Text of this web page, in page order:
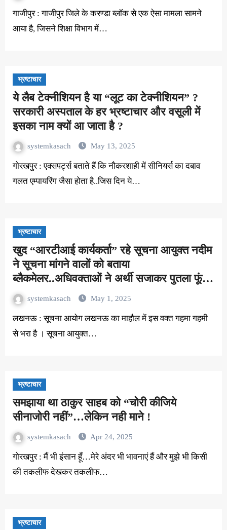
गाजीपुर : गाजीपुर जिले के करण्डा ब्लॉक से एक ऐसा मामला सामने
आया है, जिसने शिक्षा विभाग में…
भ्रष्टाचार
ये लैब टेक्नीशियन है या “लूट का टेक्नीशियन” ?
सरकारी अस्पताल के हर भ्रष्टाचार और वसूली में
इसका नाम क्यों आ जाता है ?
systemkasach May 13, 2025
गोरखपुर : एक्सपर्ट्स बताते हैं कि नौकरशाही में सीनियर्स का दबाव
गलत एम्पायरिंग जैसा होता है..जिस दिन ये…
भ्रष्टाचार
खुद “आरटीआई कार्यकर्ता” रहे सूचना आयुक्त नदीम
ने सूचना मांगने वालों को बताया
ब्लैकमेलर..अधिवक्ताओं ने अर्थी सजाकर पुतला फूंका
!
systemkasach May 1, 2025
लखनऊ : सूचना आयोग लखनऊ का माहौल में इस वक्त गहमा गहमी
से भरा है । सूचना आयुक्त…
भ्रष्टाचार
समझाया था ठाकुर साहब को “चोरी कीजिये
सीनाजोरी नहीं”…लेकिन नही माने !
systemkasach Apr 24, 2025
गोरखपुर : मैं भी इंसान हूँ…मेरे अंदर भी भावनाएं हैं और मुझे भी किसी
की तकलीफ देखकर तकलीफ…
भ्रष्टाचार